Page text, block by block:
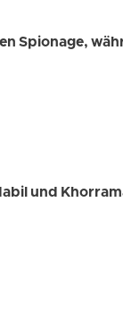
Spionage,
und